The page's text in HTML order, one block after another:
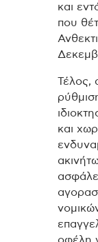
και
που
Τέλος,
και
οφέλη